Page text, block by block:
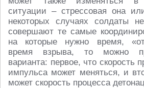
ситуации – стрессовая она
некоторых случаях солдаты
совершают те самые
на которые нужно время,
время взрыва, то можно
варианта: первое, что скорость
импульса может меняться, и
может скорость процесса